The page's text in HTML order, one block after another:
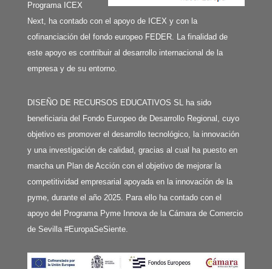
Programa ICEX
Next, ha contado con el apoyo de ICEX y con la
cofinanciación del fondo europeo FEDER. La finalidad de
este apoyo es contribuir al desarrollo internacional de la
empresa y de su entorno.
DISEÑO DE RECURSOS EDUCATIVOS SL ha sido
beneficiaria del Fondo Europeo de Desarrollo Regional, cuyo
objetivo es promover el desarrollo tecnológico, la innovación
y una investigación de calidad, gracias al cual ha puesto en
marcha un Plan de Acción con el objetivo de mejorar la
competitividad empresarial apoyada en la innovación de la
pyme, durante el año 2025. Para ello ha contado con el
apoyo del Programa Pyme Innova de la Cámara de Comercio
de Sevilla #EuropaSeSiente.